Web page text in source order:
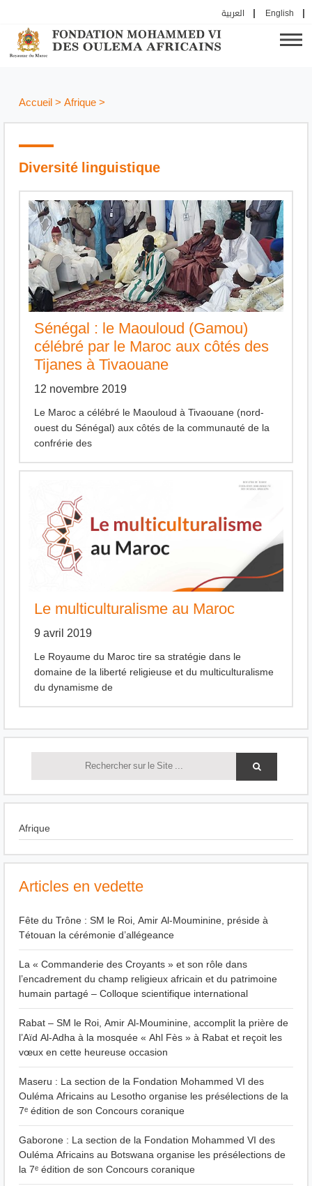
العربية English
Accueil> Afrique>
Diversité linguistique
Sénégal : le Maouloud (Gamou)
célébré par le Maroc aux côtés des
Tijanes à Tivaouane
12 novembre 2019
Le Maroc a célébré le Maouloud à Tivaouane (nord-
ouest du Sénégal) aux côtés de la communauté de la
confrérie des
Le multiculturalisme au Maroc
9 avril 2019
Le Royaume du Maroc tire sa stratégie dans le
domaine de la liberté religieuse et du multiculturalisme
du dynamisme de
Afrique
Articles en vedette
Fête du Trône : SM le Roi, Amir Al-Mouminine, préside à
Tétouan la cérémonie d’allégeance
La « Commanderie des Croyants » et son rôle dans
l’encadrement du champ religieux africain et du patrimoine
humain partagé – Colloque scientifique international
Rabat – SM le Roi, Amir Al-Mouminine, accomplit la prière de
l’Aïd Al-Adha à la mosquée « Ahl Fès » à Rabat et reçoit les
vœux en cette heureuse occasion
Maseru : La section de la Fondation Mohammed VI des
Ouléma Africains au Lesotho organise les présélections de la
7ᵉ édition de son Concours coranique
Gaborone : La section de la Fondation Mohammed VI des
Ouléma Africains au Botswana organise les présélections de
la 7ᵉ édition de son Concours coranique